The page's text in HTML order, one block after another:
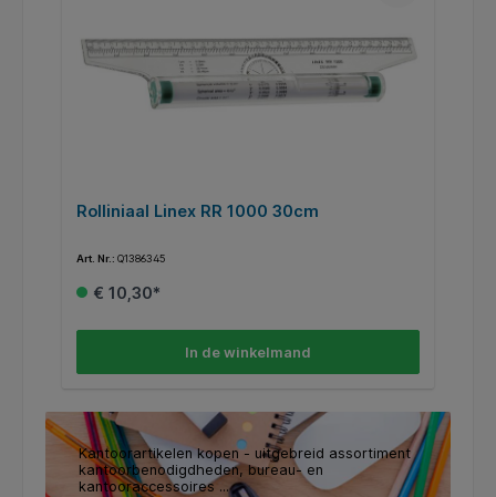
Rolliniaal Linex RR 1000 30cm
Art. Nr.: Q1386345
€ 10,30*
In de winkelmand
Kantoorartikelen kopen - uitgebreid assortiment
kantoorbenodigdheden, bureau- en
kantooraccessoires ...